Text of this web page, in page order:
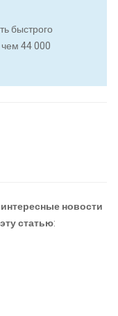
быстрого
44 000
новости
статью: